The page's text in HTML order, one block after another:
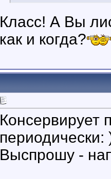
Класс! А Вы
как и когда?
Консервирует
периодически:
Выспрошу -